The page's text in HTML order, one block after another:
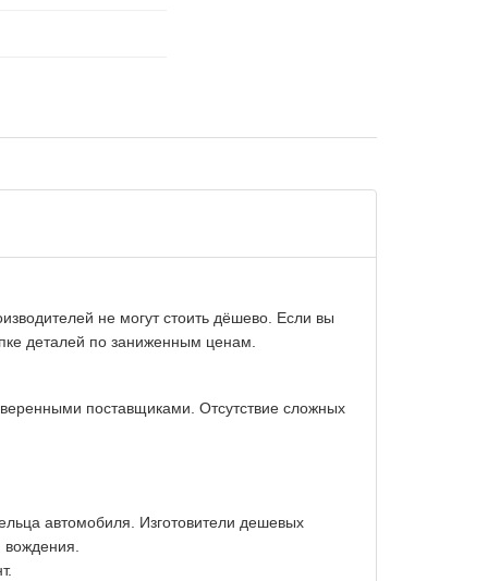
не могут стоить дёшево. Если вы
деталей по заниженным ценам.
поставщиками. Отсутствие сложных
автомобиля. Изготовители дешевых
вождения.